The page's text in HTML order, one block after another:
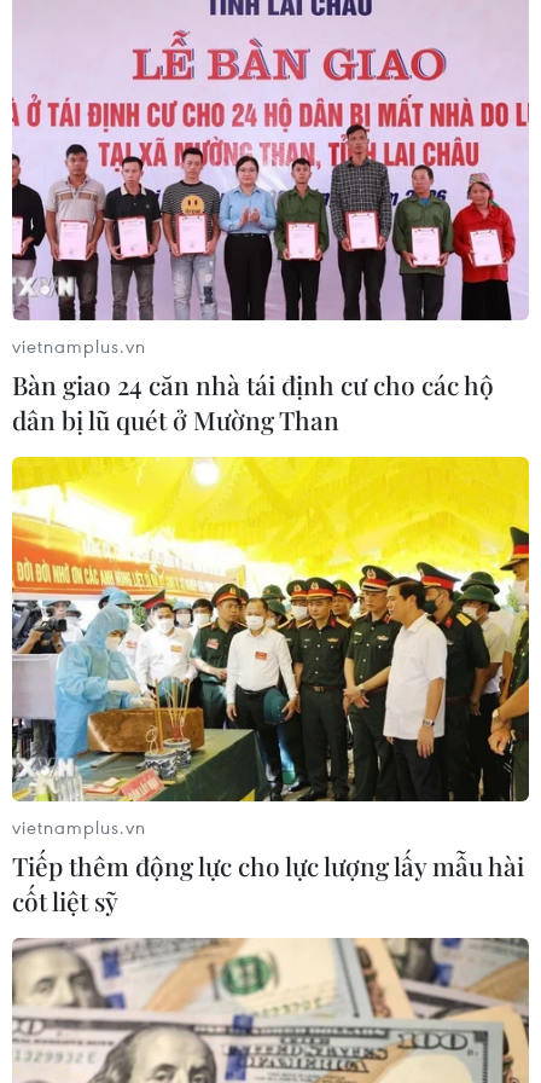
Giá dầu thô biến động nhẹ khi triển
vọng đàm phán Trung Đông vẫn khó
đoán
06/08/2026 00:26
Giá vàng thế giới tăng mạnh nhất kể
từ tháng Hai
06/08/2026 00:26
Đưa gốm sứ Bình Dương vào mạng
lưới thủ công sáng tạo thế giới
05/08/2026 11:53
Xuất khẩu gạo Thái Lan giảm gần
19% trong nửa đầu năm 2026
05/08/2026 11:36
Trung Quốc sẽ đáp trả các biện pháp
hạn chế của Mỹ
05/08/2026 11:01
Phê duyệt Điều chỉnh Quy hoạch
chung Khu kinh tế Vũng Áng đến
năm 2050
05/08/2026 10:07
vietnamplus.vn
Bàn giao 24 căn nhà tái định cư cho các hộ
dân bị lũ quét ở Mường Than
vietnamplus.vn
Tiếp thêm động lực cho lực lượng lấy mẫu hài
cốt liệt sỹ